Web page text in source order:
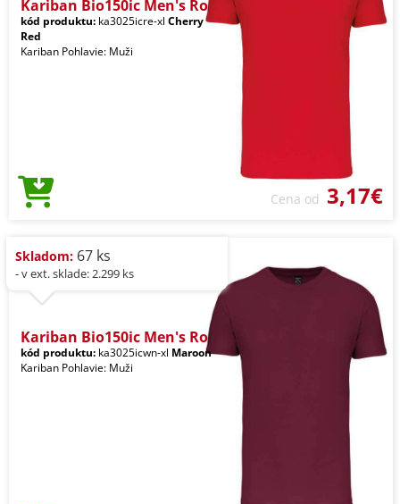
Kariban Bio150ic Men's Ro
kód produktu: ka3025icre-xl Cherry
Red
Kariban Pohlavie: Muži
Cena od 3,17€
Skladom: 67 ks
- v ext. sklade: 2.299 ks
Kariban Bio150ic Men's Ro
kód produktu: ka3025icwn-xl Maroon
Kariban Pohlavie: Muži